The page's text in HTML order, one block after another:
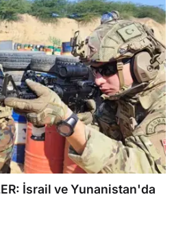
İsrail ve Yunanistan'da